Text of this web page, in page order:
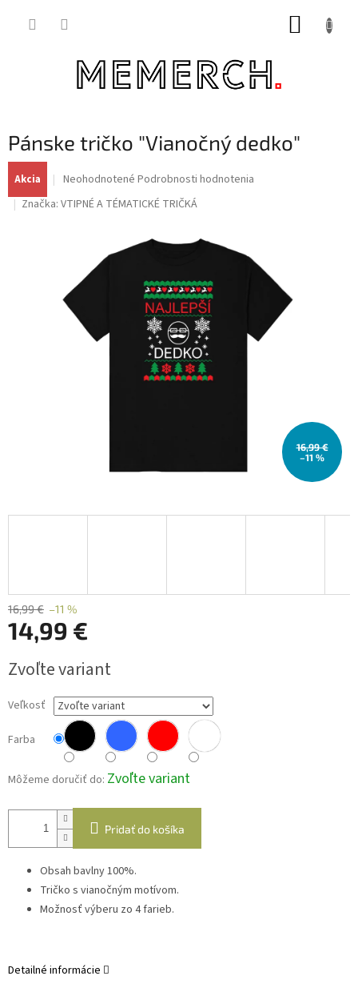
Pánske tričko "Vianočný dedko"
Akcia
Priemerné
produktu
hviezdičiek.
Neohodnotené Podrobnosti hodnotenia
Značka: VTIPNÉ A TÉMATICKÉ TRIČKÁ
16,99 €
–11 %
16,99 € –11 %
14,99 €
cena:
Zvoľte variant
Veľkosť
Farba
Môžeme doručiť do: Zvoľte variant
Pridať do košíka
Obsah bavlny 100%.
Tričko s vianočným motívom.
Možnosť výberu zo 4 farieb.
Detailné informácie